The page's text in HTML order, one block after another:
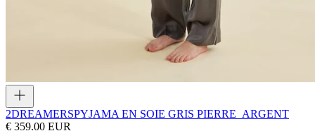
2DREAMERSPYJAMA EN SOIE GRIS PIERRE_ARGENT
€ 359.00 EUR